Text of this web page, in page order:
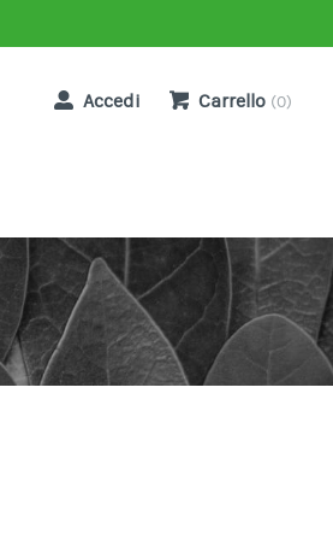
Accedi Carrello (0)